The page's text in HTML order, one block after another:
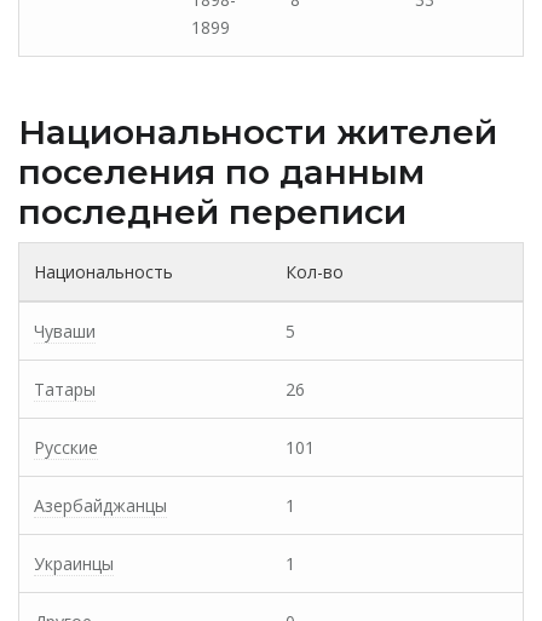
1899
Национальности жителей
поселения по данным
последней переписи
Национальность Кол-во
Чуваши 5
Татары 26
Русские 101
Азербайджанцы 1
Украинцы 1